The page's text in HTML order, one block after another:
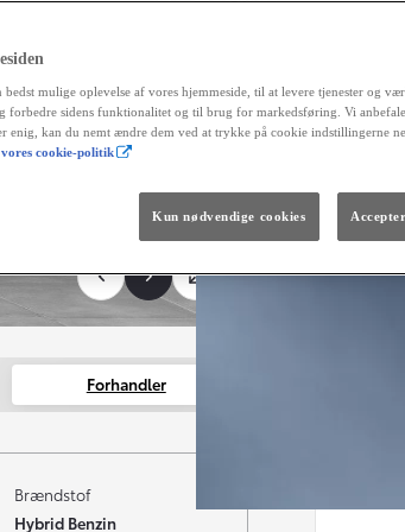
The soul lives on.
Forhandler
Brændstof
Hybrid Benzin
mulige oplevelse af vores hjemmeside, til at levere tjenester og
forbedre sidens funktionalitet og til brug for markedsføring. Vi
enig, kan du nemt ændre dem ved at trykke på cookie indstillingerne
cookie-politik
Kun nødvendige cookies